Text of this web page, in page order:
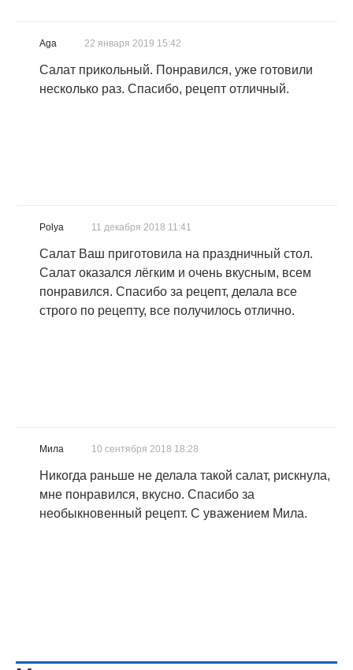
Aga 22 января 2019 15:42
Салат прикольный. Понравился, уже готовили
несколько раз. Спасибо, рецепт отличный.
Polya 11 декабря 2018 11:41
Салат Ваш приготовила на праздничный стол.
Салат оказался лёгким и очень вкусным, всем
понравился. Спасибо за рецепт, делала все
строго по рецепту, все получилось отлично.
Мила 10 сентября 2018 18:28
Никогда раньше не делала такой салат, рискнула,
мне понравился, вкусно. Спасибо за
необыкновенный рецепт. С уважением Мила.